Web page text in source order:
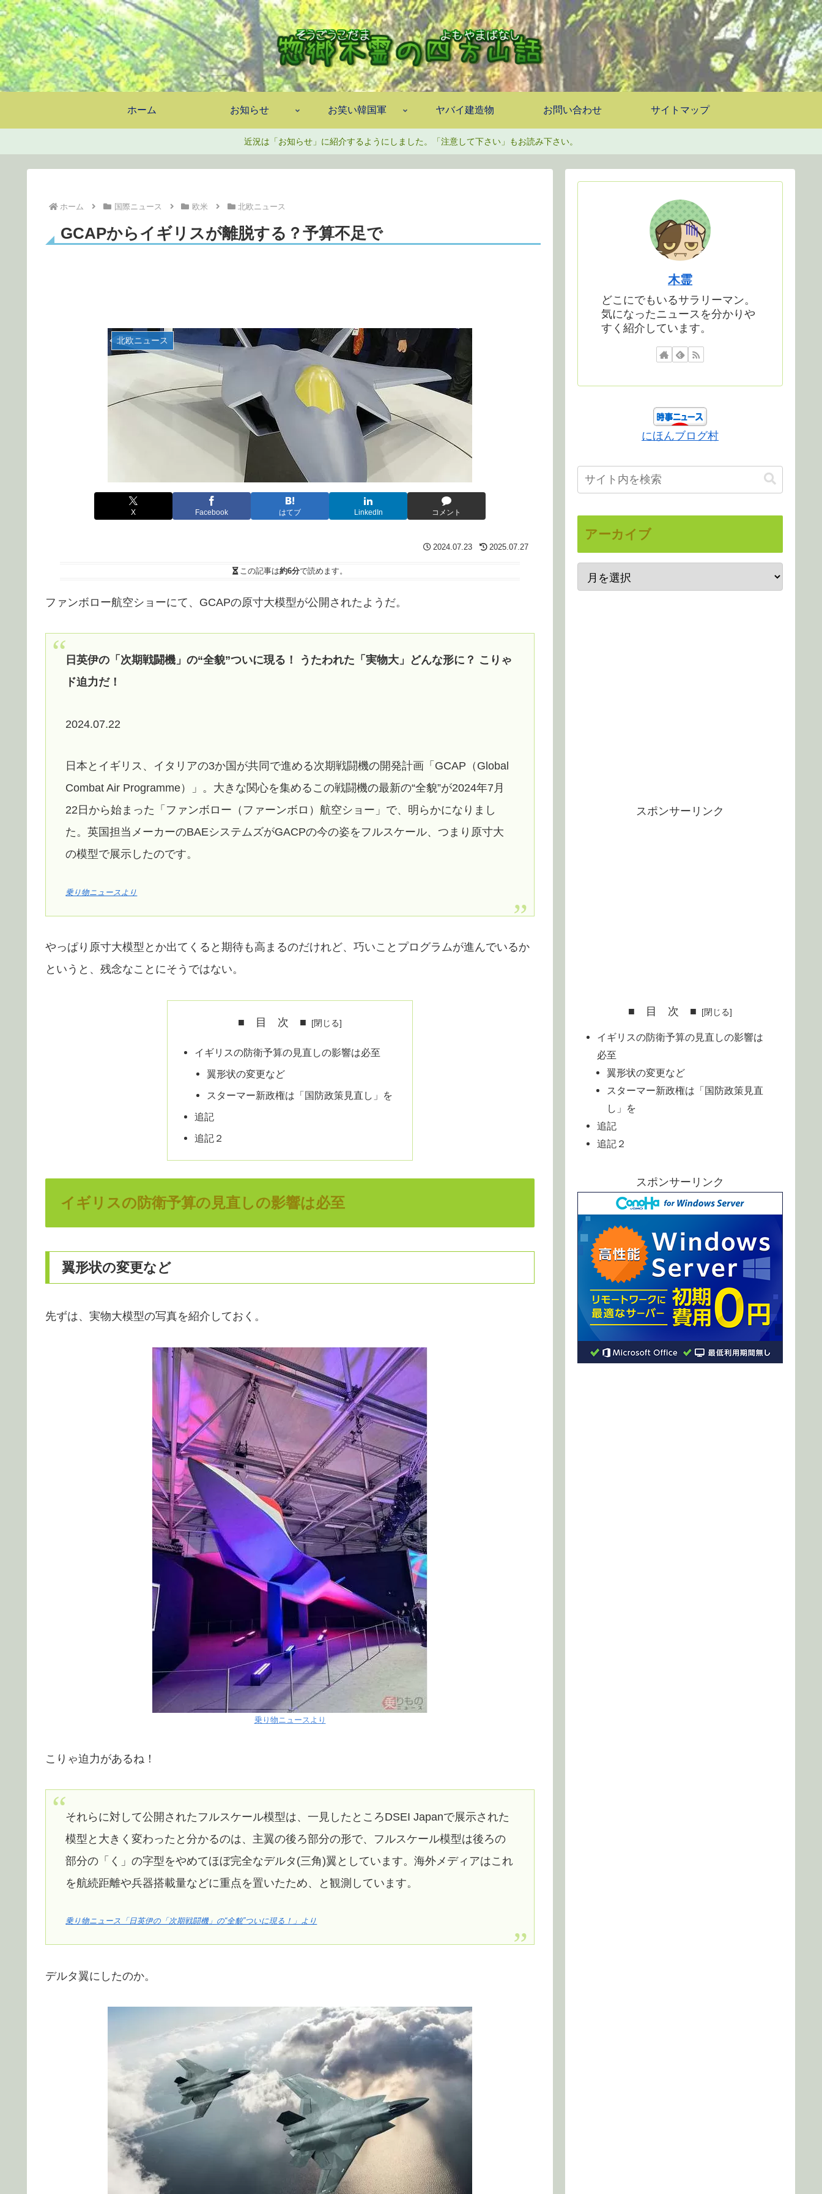
ホーム お知らせ お笑い韓国軍 ヤバイ建造物 お問い合わせ サイトマップ
近況は「お知らせ」に紹介するようにしました。「注意して下さい」もお読み下さい。
ホーム 国際ニュース 欧米 北欧ニュース
GCAPからイギリスが離脱する？予算不足で
北欧ニュース
X Facebook はてブ LinkedIn コメント
2024.07.23 2025.07.27
この記事は約6分で読めます。
ファンボロー航空ショーにて、GCAPの原寸大模型が公開されたようだ。
日英伊の「次期戦闘機」の“全貌”ついに現る！ うたわれた「実物大」どんな形に？ こりゃ
ド迫力だ！
2024.07.22
日本とイギリス、イタリアの3か国が共同で進める次期戦闘機の開発計画「GCAP（Global
Combat Air Programme）」。大きな関心を集めるこの戦闘機の最新の“全貌”が2024年7月
22日から始まった「ファンボロー（ファーンボロ）航空ショー」で、明らかになりまし
た。英国担当メーカーのBAEシステムズがGACPの今の姿をフルスケール、つまり原寸大
の模型で展示したのです。
乗り物ニュースより
やっぱり原寸大模型とか出てくると期待も高まるのだけれど、巧いことプログラムが進んでいるか
というと、残念なことにそうではない。
■ 目 次 ■
イギリスの防衛予算の見直しの影響は必至
翼形状の変更など
スターマー新政権は「国防政策見直し」を
追記
追記２
イギリスの防衛予算の見直しの影響は必至
翼形状の変更など
先ずは、実物大模型の写真を紹介しておく。
乗り物ニュースより
こりゃ迫力があるね！
それらに対して公開されたフルスケール模型は、一見したところDSEI Japanで展示された
模型と大きく変わったと分かるのは、主翼の後ろ部分の形で、フルスケール模型は後ろの
部分の「く」の字型をやめてほぼ完全なデルタ(三角)翼としています。海外メディアはこれ
を航続距離や兵器搭載量などに重点を置いたため、と観測しています。
乗り物ニュース「日英伊の「次期戦闘機」の“全貌”ついに現る！」より
デルタ翼にしたのか。
木霊
どこにでもいるサラリーマン。
気になったニュースを分かりや
すく紹介しています。
にほんブログ村
アーカイブ
スポンサーリンク
■ 目 次 ■
イギリスの防衛予算の見直しの影響は
必至
翼形状の変更など
スターマー新政権は「国防政策見直
し」を
追記
追記２
スポンサーリンク